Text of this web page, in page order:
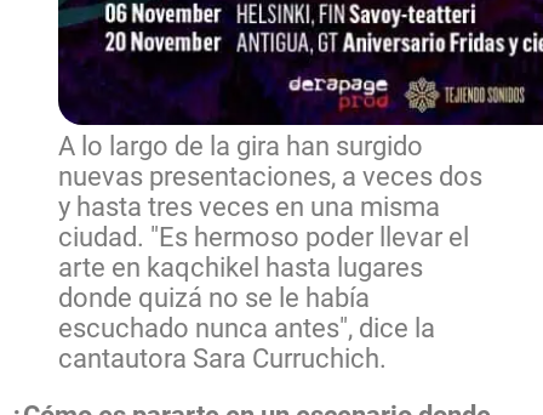
A lo largo de la gira han surgido
nuevas presentaciones, a veces dos
y hasta tres veces en una misma
ciudad. "Es hermoso poder llevar el
arte en kaqchikel hasta lugares
donde quizá no se le había
escuchado nunca antes", dice la
cantautora Sara Curruchich.